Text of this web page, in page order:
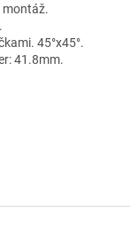
montáž.
45°x45°.
41.8mm.